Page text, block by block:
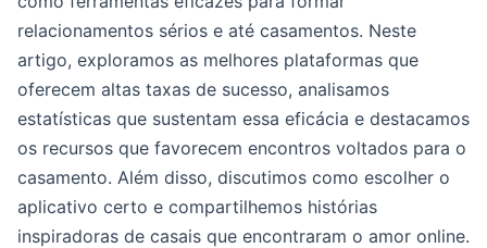
relacionamentos sérios e até casamentos. Neste
artigo, exploramos as melhores plataformas que
oferecem altas taxas de sucesso, analisamos
estatísticas que sustentam essa eficácia e destacamos
os recursos que favorecem encontros voltados para o
casamento. Além disso, discutimos como escolher o
aplicativo certo e compartilhemos histórias
inspiradoras de casais que encontraram o amor online.